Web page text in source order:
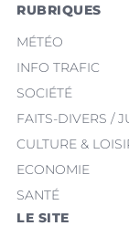
RUBRIQUES
MÉTÉO
INFO TRAFIC
SOCIÉTÉ
FAITS-DIVERS /
CULTURE &
ECONOMIE
SANTÉ
LE SITE